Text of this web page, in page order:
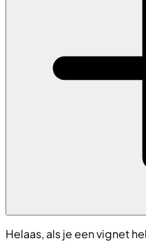
Helaas, als je een vignet